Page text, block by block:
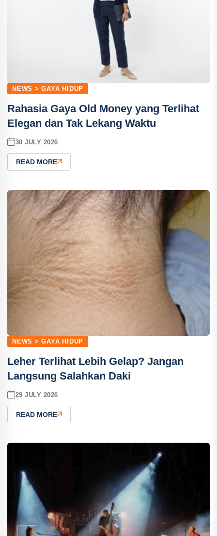
NEWS > GAYA HIDUP
Rahasia Gaya Old Money yang Terlihat
Elegan dan Tak Lekang Waktu
30 JULY 2026
READ MORE
NEWS > GAYA HIDUP
Leher Terlihat Lebih Gelap? Jangan
Langsung Salahkan Daki
29 JULY 2026
READ MORE